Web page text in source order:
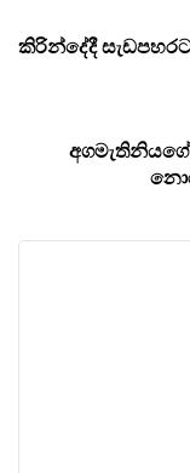
කිරින්දේදී